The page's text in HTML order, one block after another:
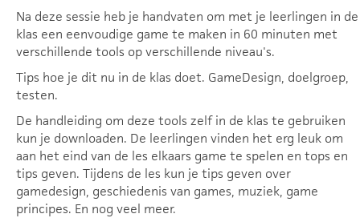
Na deze sessie heb je handvaten om met je leerlingen in de
klas een eenvoudige game te maken in 60 minuten met
verschillende tools op verschillende niveau's.
Tips hoe je dit nu in de klas doet. GameDesign, doelgroep,
testen.
De handleiding om deze tools zelf in de klas te gebruiken
kun je downloaden. De leerlingen vinden het erg leuk om
aan het eind van de les elkaars game te spelen en tops en
tips geven. Tijdens de les kun je tips geven over
gamedesign, geschiedenis van games, muziek, game
principes. En nog veel meer.